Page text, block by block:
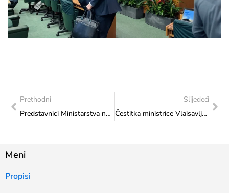
Prethodni
Predstavnici Ministarstva na radionici Udruge „Oaza“
Slijedeći
Čestitka ministrice Vlaisavljević HKD-u Napredak Glavna Podružnica Tuzla
Meni
Propisi